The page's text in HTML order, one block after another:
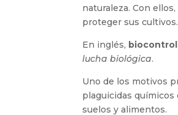
naturaleza. Con
proteger sus cultivos.
En inglés, biocontrol
lucha biológica.
Uno de los motivos
plaguicidas químicos
suelos y alimentos.